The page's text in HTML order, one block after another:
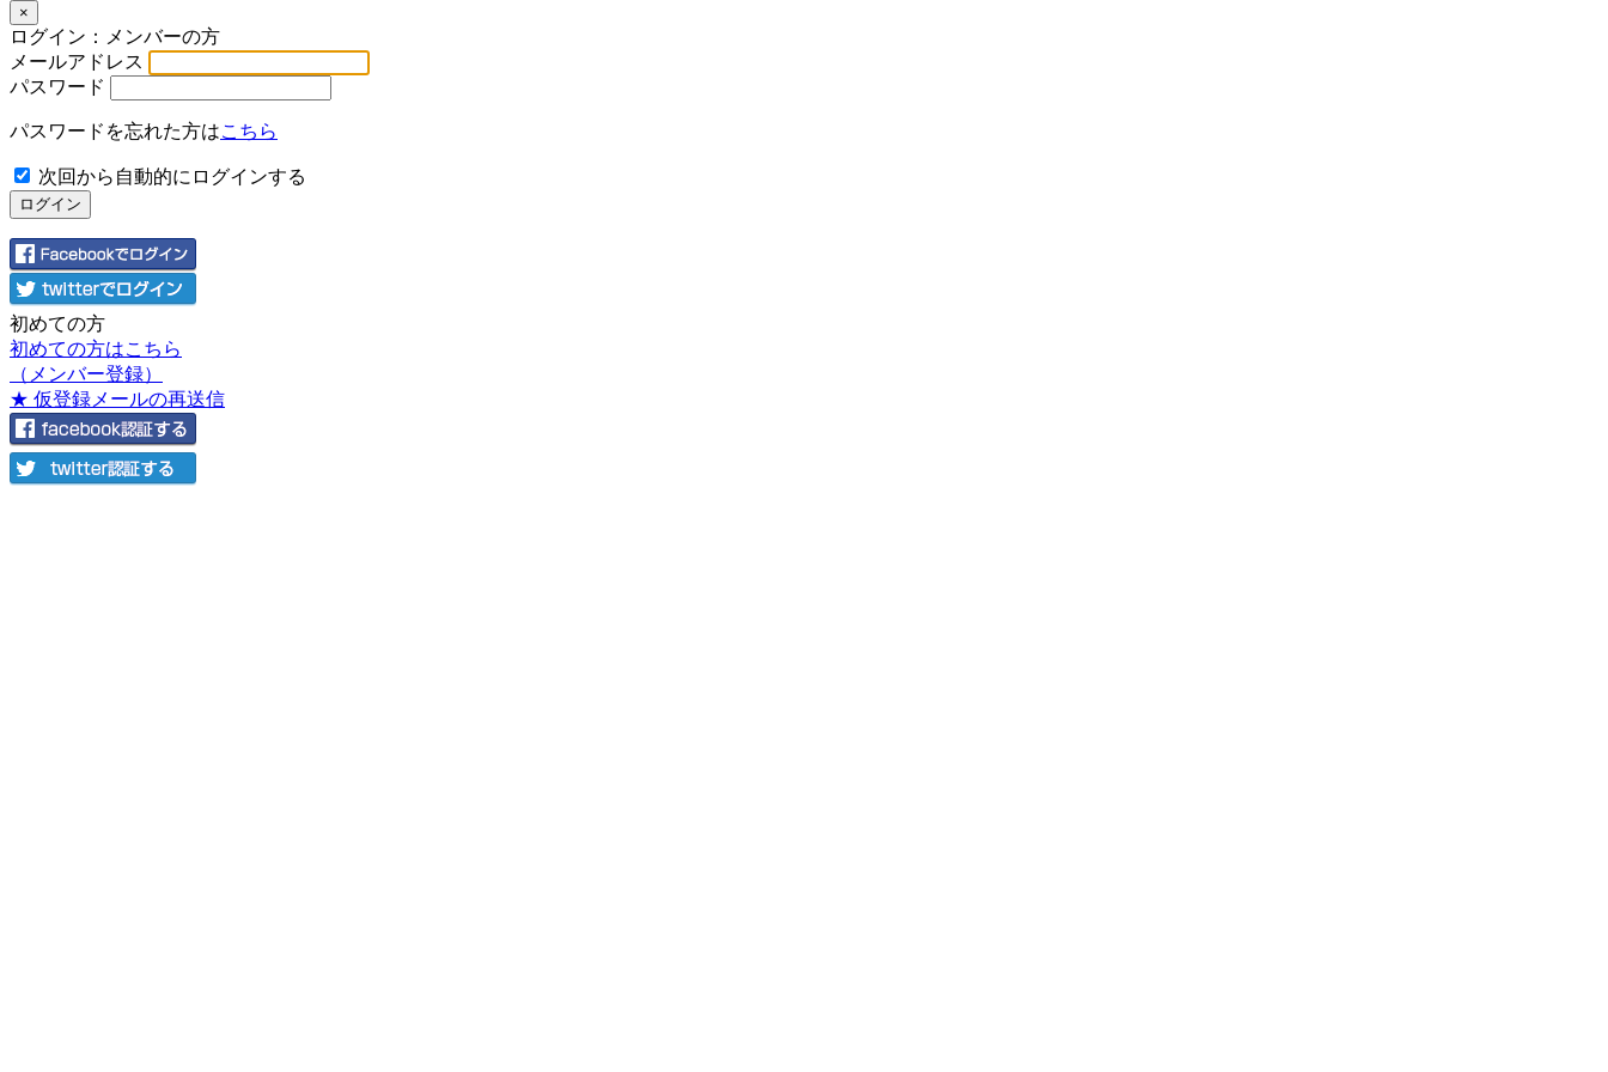
×
ログイン：メンバーの方
メールアドレス
パスワード
パスワードを忘れた方はこちら
次回から自動的にログインする
初めての方
初めての方はこちら
（メンバー登録）
★ 仮登録メールの再送信